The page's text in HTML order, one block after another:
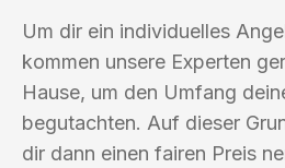
Um dir ein individuelles
kommen unsere Experten
Hause, um den Umfang
begutachten. Auf dieser
dir dann einen fairen Preis